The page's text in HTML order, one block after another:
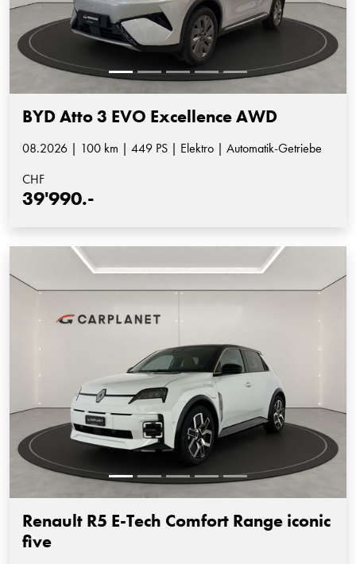
BYD Atto 3 EVO Excellence AWD
08.2026 | 100 km | 449 PS | Elektro | Automatik-Getriebe
CHF
39'990.-
Renault R5 E-Tech Comfort Range iconic
five